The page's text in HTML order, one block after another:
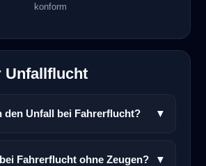
konform
Unfallflucht
den Unfall bei Fahrerflucht? ▼
Fahrerflucht ohne Zeugen? ▼